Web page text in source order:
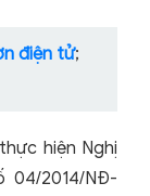
điện tử;
hiện Nghị
04/2014/NĐ-